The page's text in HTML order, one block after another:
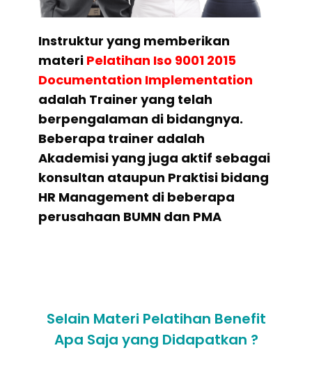
Instruktur yang memberikan
materi Pelatihan Iso 9001 2015
Documentation Implementation
adalah Trainer yang telah
berpengalaman di bidangnya.
Beberapa trainer adalah
Akademisi yang juga aktif sebagai
konsultan ataupun Praktisi bidang
HR Management di beberapa
perusahaan BUMN dan PMA
Selain Materi Pelatihan Benefit
Apa Saja yang Didapatkan ?